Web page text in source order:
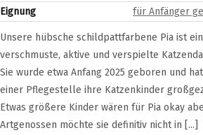
Eignung
für Anfänger
Unsere hübsche schildpattfarbene Pia ist
verschmuste, aktive und verspielte
Sie wurde etwa Anfang 2025 geboren und
einer Pflegestelle ihre Katzenkinder
Etwas größere Kinder wären für Pia okay
Artgenossen möchte sie definitiv nicht in [...]